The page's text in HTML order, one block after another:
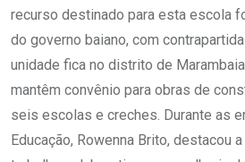
recurso destinado para esta escola
do governo baiano, com
unidade fica no distrito de
mantêm convênio para obras de
seis escolas e creches. Durante as
Educação, Rowenna Brito, destacou